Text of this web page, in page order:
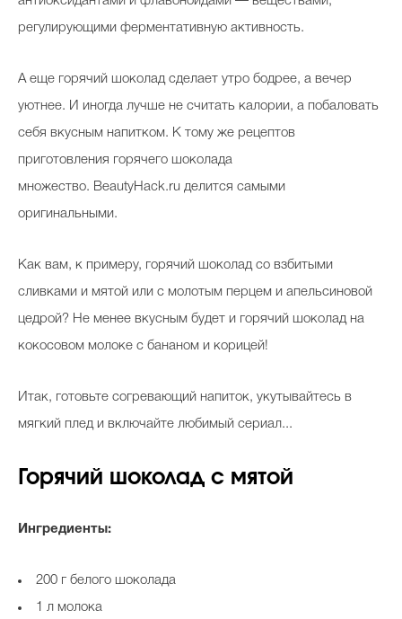
Выбор визажистов
Хит недели от визажиста
Фотоальбом
Тесты
регулирующими ферментативную активность.
А еще горячий шоколад сделает утро бодрее, а вечер
уютнее. И иногда лучше не считать калории, а побаловать
себя вкусным напитком. К тому же рецептов
приготовления горячего шоколада
множество. BeautyHack.ru делится самыми
оригинальными.
Как вам, к примеру, горячий шоколад со взбитыми
сливками и мятой или с молотым перцем и апельсиновой
цедрой? Не менее вкусным будет и горячий шоколад на
кокосовом молоке с бананом и корицей!
Итак, готовьте согревающий напиток, укутывайтесь в
мягкий плед и включайте любимый сериал...
Горячий шоколад с мятой
Ингредиенты:
200 г белого шоколада
1 л молока